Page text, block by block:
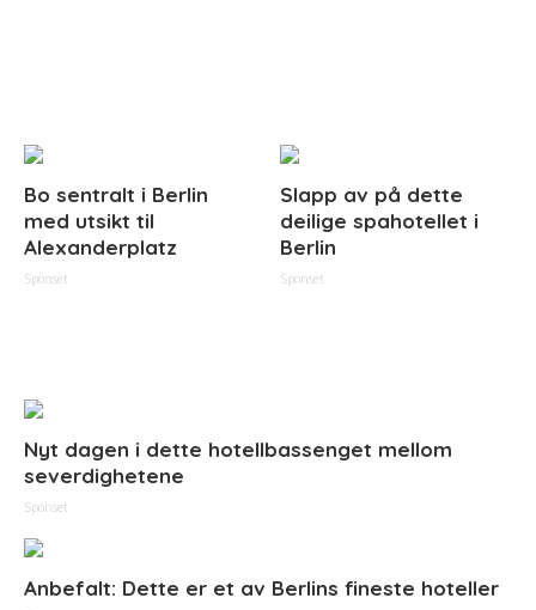
Bo sentralt i Berlin
med utsikt til
Alexanderplatz
Sponset
Slapp av på dette
deilige spahotellet i
Berlin
Sponset
Nyt dagen i dette hotellbassenget mellom
severdighetene
Sponset
Anbefalt: Dette er et av Berlins fineste hoteller